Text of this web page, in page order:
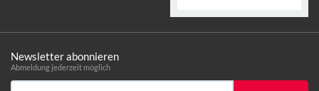
Newsletter abonnieren
Abmeldung jederzeit möglich
Email-